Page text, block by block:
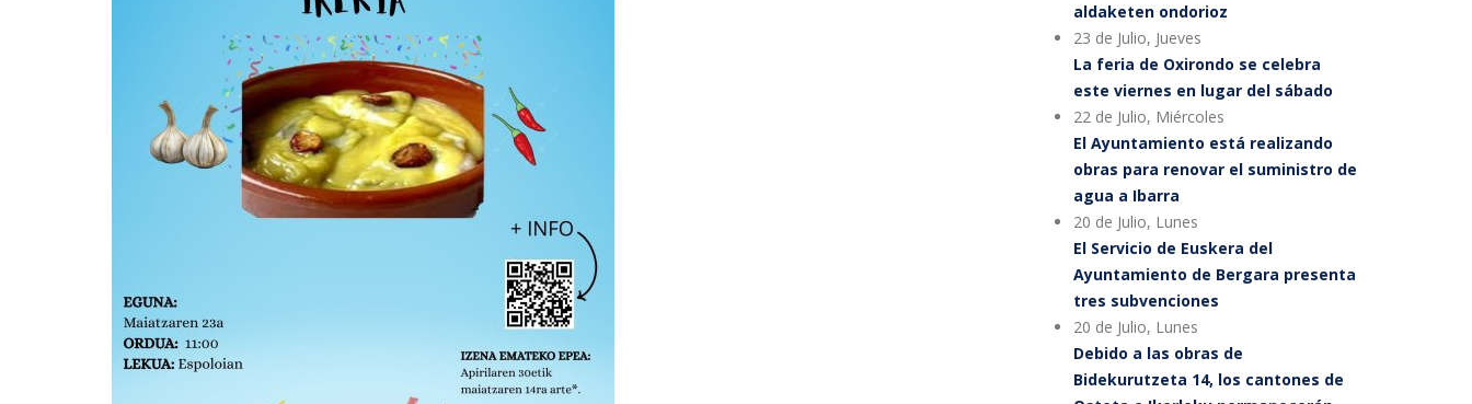
aldaketen ondorioz
23 de Julio, Jueves
La feria de Oxirondo se celebra
este viernes en lugar del sábado
22 de Julio, Miércoles
El Ayuntamiento está realizando
obras para renovar el suministro de
agua a Ibarra
20 de Julio, Lunes
El Servicio de Euskera del
Ayuntamiento de Bergara presenta
tres subvenciones
20 de Julio, Lunes
Debido a las obras de
Bidekurutzeta 14, los cantones de